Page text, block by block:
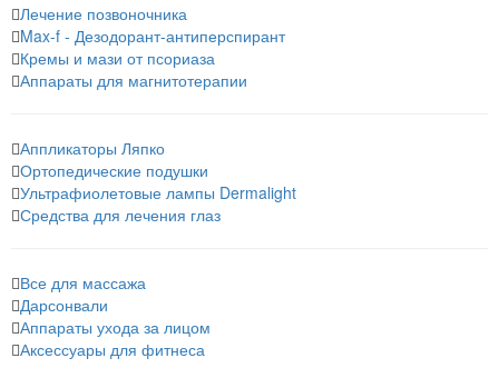
Лечение позвоночника
Max-f - Дезодорант-антиперспирант
Кремы и мази от псориаза
Аппараты для магнитотерапии
Аппликаторы Ляпко
Ортопедические подушки
Ультрафиолетовые лампы Dermalight
Средства для лечения глаз
Все для массажа
Дарсонвали
Аппараты ухода за лицом
Аксессуары для фитнеса